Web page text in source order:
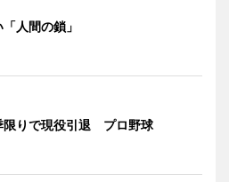
「人間の鎖」
限りで現役引退 プロ野球